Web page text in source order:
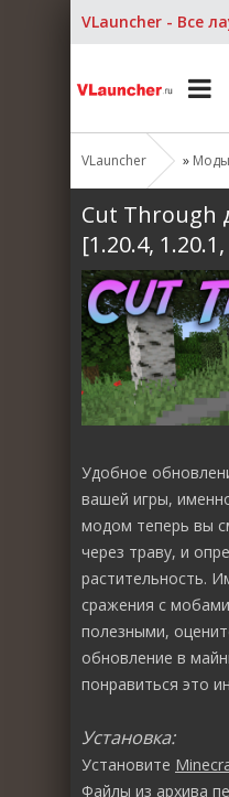
VLauncher - Все
VLauncher » Моды
Cut Through
[1.20.4,
Удобное
вашей игры,
модом теперь вы
через траву, и
растительность.
сражения с
полезными,
обновление в
понравиться это
Установка:
Установите
Файлы из архива